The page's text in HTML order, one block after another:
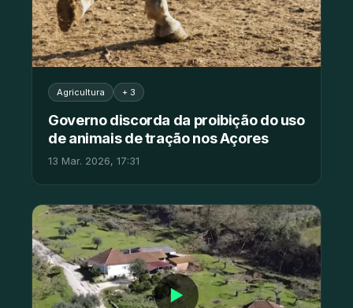
Agricultura + 3
Governo discorda da proibição do uso
de animais de tração nos Açores
13 Mar. 2026, 17:31
▶